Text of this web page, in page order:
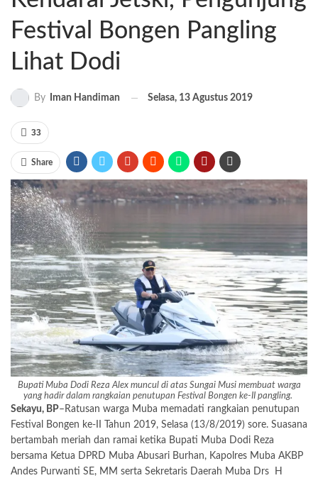
Festival Bongen Pangling
Lihat Dodi
By Iman Handiman Selasa, 13 Agustus 2019
33
Share
Bupati Muba Dodi Reza Alex muncul di atas Sungai Musi membuat warga
yang hadir dalam rangkaian penutupan Festival Bongen ke-II pangling.
Sekayu, BP–Ratusan warga Muba memadati rangkaian penutupan
Festival Bongen ke-II Tahun 2019, Selasa (13/8/2019) sore. Suasana
bertambah meriah dan ramai ketika Bupati Muba Dodi Reza
bersama Ketua DPRD Muba Abusari Burhan, Kapolres Muba AKBP
Andes Purwanti SE, MM serta Sekretaris Daerah Muba Drs H